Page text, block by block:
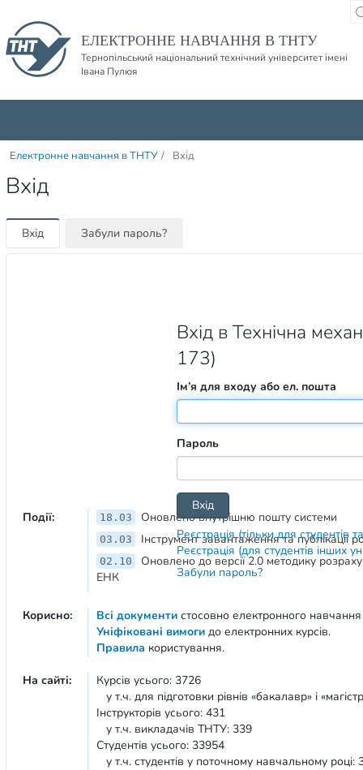
ЕЛЕКТРОННЕ НАВЧАННЯ В ТНТУ
Тернопільський національний технічний університет імені
Івана Пулюя
Електронне навчання в ТНТУ / Вхід
Вхід
Вхід Забули пароль?
Вхід в Технічна
173)
Ім’я для входу або ел. пошта
Пароль
Реєстрація (тільки для студентів
Реєстрація (для студентів інших
Забули пароль?
Події: 18.03 Оновлено внутрішню пошту системи
03.03 Інструмент завантаження та публікації
02.10
Оновлено до версії 2.0 методику
ЕНК
Корисно: Всі документи стосовно електронного
Уніфіковані вимоги до електронних курсів.
Правила користування.
На сайті:
Курсів усього: 3726
у т.ч. для підготовки рівнів «бакалавр» і
Інструкторів усього: 431
у т.ч. викладачів ТНТУ: 339
Студентів усього: 33954
у т.ч. студентів у поточному навчальному році: